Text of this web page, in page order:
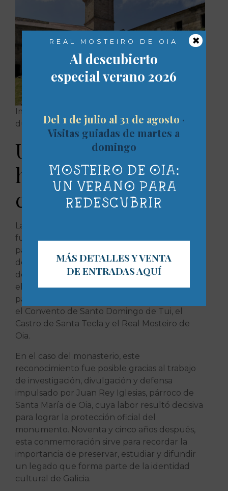
Imágenes de las visitas al Mosteiro de Oia
durante la celebración del 95 aniversario BIC.
Un reconocimiento
histórico que
cumple 95 años
La declaración de 1931 supuso un hito
fundamental para la protección del
patrimonio cultural español. A través de aquel
decreto, 789 bienes pasaron a formar parte
del patrimonio protegido del Estado. Entre
ellos figuraban cuatro referentes
patrimoniales del bajo Miño: la Catedral de Tui,
el Convento de Santo Domingo de Tui, el
Castro de Santa Tecla y el Real Mosteiro de
Oia.
En el caso del monasterio, este
reconocimiento fue posible gracias al trabajo
de investigación, divulgación y defensa
impulsado por Juan Rey Iglesias, párroco de
Santa María de Oia, cuya labor resultó decisiva
para lograr la protección oficial del
monumento. Noventa y cinco años después,
esta conmemoración sirve para recordar la
importancia de preservar, estudiar y difundir
un legado que forma parte de la identidad
cultural de Galicia.
REAL MOSTEIRO DE OIA
Al descubierto
especial verano 2026
Del 1 de julio al 31 de agosto ·
Visitas guiadas de martes a
domingo
MOSTEIRO DE OIA:
UN VERANO PARA
REDESCUBRIR
MÁS DETALLES Y VENTA
DE ENTRADAS AQUÍ
×